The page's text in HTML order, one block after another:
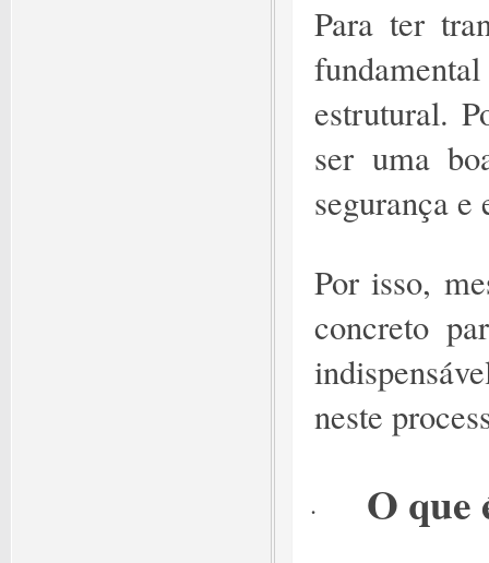
Para ter
estrutural.
ser uma
segurança e
Por isso,
concreto
neste
· O que